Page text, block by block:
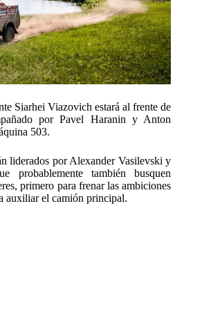
Siarhei Viazovich estará al frente de
por Pavel Haranin y Anton
503.
liderados por Alexander Vasilevski y
probablemente también busquen
primero para frenar las ambiciones
auxiliar el camión principal.